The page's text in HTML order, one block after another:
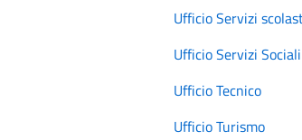
Ufficio Servizi
Ufficio Servizi Sociali
Ufficio Tecnico
Ufficio Turismo